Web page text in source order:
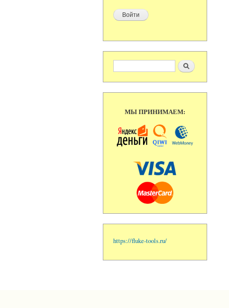
Форма поиска Поиск
МЫ ПРИНИМАЕМ:
https://fluke-tools.ru/